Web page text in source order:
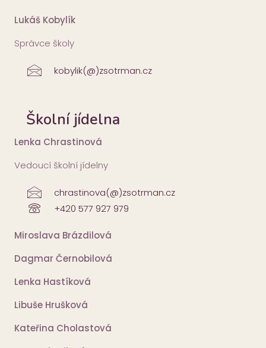
Lukáš Kobylík
Správce školy
kobylik(@)zsotrman.cz
Školní jídelna
Lenka Chrastinová
Vedoucí školní jídelny
chrastinova(@)zsotrman.cz
+420 577 927 979
Miroslava Brázdilová
Dagmar Černobilová
Lenka Hastíková
Libuše Hrušková
Kateřina Cholastová